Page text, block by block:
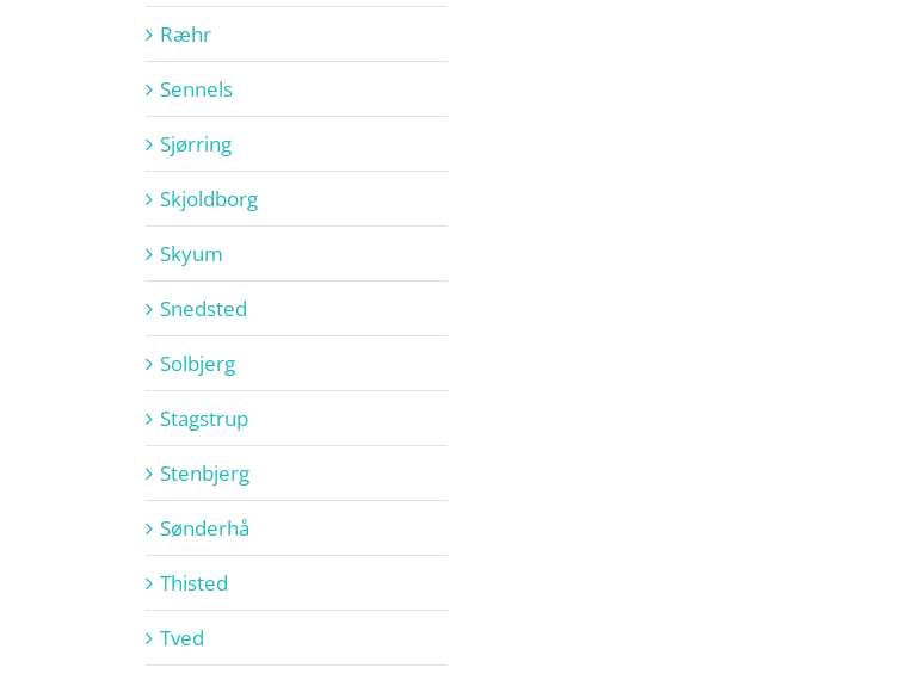
Ræhr
Sennels
Sjørring
Skjoldborg
Skyum
Snedsted
Solbjerg
Stagstrup
Stenbjerg
Sønderhå
Thisted
Tved